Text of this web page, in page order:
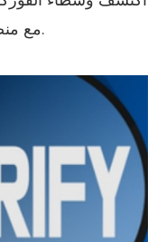
مع منصات آمنة وخدمات تداول احترافية.